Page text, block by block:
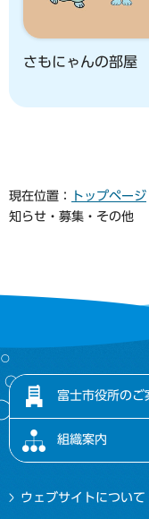
さもにゃんの部屋
現在位置： トップページ
知らせ・募集・その他
富士市役所のご
組織案内
ウェブサイトについて